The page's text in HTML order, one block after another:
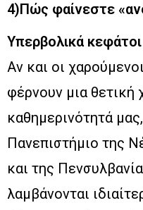
4)Πώς φαίνεστε
Υπερβολικά κεφάτοι
Αν και οι
φέρνουν μια θετική
καθημερινότητά
Πανεπιστήμιο της
και της
λαμβάνονται